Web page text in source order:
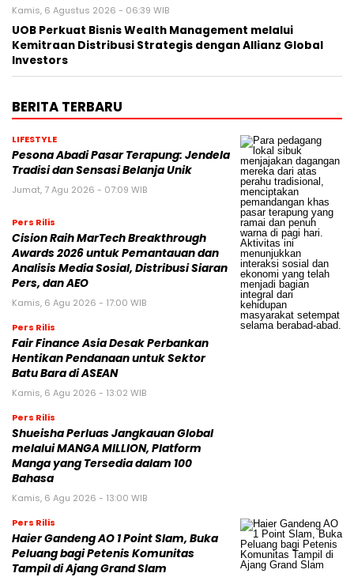
Kamis, 6 Agustus 2026 - 06:39 WIB
UOB Perkuat Bisnis Wealth Management melalui
Kemitraan Distribusi Strategis dengan Allianz Global
Investors
BERITA TERBARU
LIFESTYLE
Pesona Abadi Pasar Terapung: Jendela
Tradisi dan Sensasi Belanja Unik
Jumat, 7 Agu 2026 - 07:09 WIB
Pers Rilis
Cision Raih MarTech Breakthrough
Awards 2026 untuk Pemantauan dan
Analisis Media Sosial, Distribusi Siaran
Pers, dan AEO
Kamis, 6 Agu 2026 - 17:00 WIB
Pers Rilis
Fair Finance Asia Desak Perbankan
Hentikan Pendanaan untuk Sektor
Batu Bara di ASEAN
Kamis, 6 Agu 2026 - 13:02 WIB
Pers Rilis
Shueisha Perluas Jangkauan Global
melalui MANGA MILLION, Platform
Manga yang Tersedia dalam 100
Bahasa
Kamis, 6 Agu 2026 - 13:00 WIB
Pers Rilis
Haier Gandeng AO 1 Point Slam, Buka
Peluang bagi Petenis Komunitas
Tampil di Ajang Grand Slam